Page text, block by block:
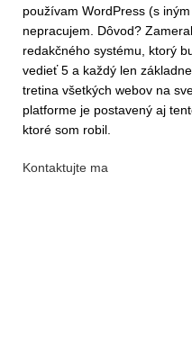
používam WordPress (s
nepracujem. Dôvod?
redakčného systému, ktorý
vedieť 5 a každý len
tretina všetkých webov na
platforme je postavený aj
ktoré som robil.
Kontaktujte ma